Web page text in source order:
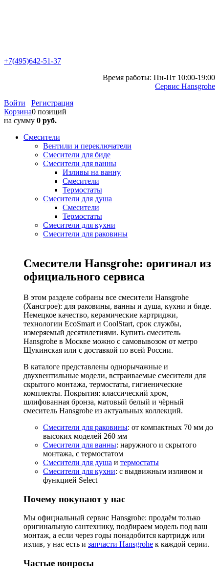
+7(495)642-51-37
Время работы: Пн-Пт 10:00-19:00
Сервис Hansgrohe
Войти
Регистрация
Корзина0 позиций
на сумму 0 руб.
Смесители
Вентили и переключатели
Смесители для биде
Смесители для ванны
Изливы на ванну
Смесители
Термостаты
Смесители для душа
Смесители
Термостаты
Смесители для кухни
Смесители для раковины
Смесители Hansgrohe: оригинал из
официального сервиса
В этом разделе собраны все смесители Hansgrohe
(Хансгрое): для раковины, ванны и душа, кухни и биде.
Немецкое качество, керамические картриджи,
технологии EcoSmart и CoolStart, срок службы,
измеряемый десятилетиями. Купить смеситель
Hansgrohe в Москве можно с самовывозом от метро
Щукинская или с доставкой по всей России.
В каталоге представлены однорычажные и
двухвентильные модели, встраиваемые смесители для
скрытого монтажа, термостаты, гигиенические
комплекты. Покрытия: классический хром,
шлифованная бронза, матовый белый и чёрный
смеситель Hansgrohe из актуальных коллекций.
Смесители для раковины: от компактных 70 мм до
высоких моделей 260 мм
Смесители для ванны: наружного и скрытого
монтажа, с термостатом
Смесители для душа и термостаты
Смесители для кухни: с выдвижным изливом и
функцией Select
Почему покупают у нас
Мы официальный сервис Hansgrohe: продаём только
оригинальную сантехнику, подбираем модель под ваш
монтаж, а если через годы понадобится картридж или
излив, у нас есть и запчасти Hansgrohe к каждой серии.
Частые вопросы